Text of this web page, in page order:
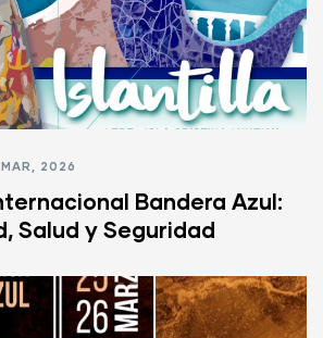
2026
Bandera Azul:
Salud y Seguridad